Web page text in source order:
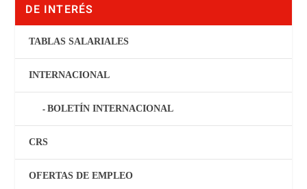
DE INTERÉS
TABLAS SALARIALES
INTERNACIONAL
BOLETÍN INTERNACIONAL
CRS
OFERTAS DE EMPLEO